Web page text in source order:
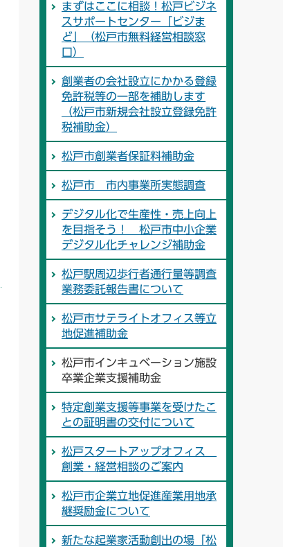
まずはここに相談！松戸ビジネ
スサポートセンター「ビジま
ど」（松戸市無料経営相談窓
口）
創業者の会社設立にかかる登録
免許税等の一部を補助します
（松戸市新規会社設立登録免許
税補助金）
松戸市創業者保証料補助金
松戸市 市内事業所実態調査
デジタル化で生産性・売上向上
を目指そう！ 松戸市中小企業
デジタル化チャレンジ補助金
松戸駅周辺歩行者通行量等調査
業務委託報告書について
松戸市サテライトオフィス等立
地促進補助金
松戸市インキュベーション施設
卒業企業支援補助金
特定創業支援等事業を受けたこ
との証明書の交付について
松戸スタートアップオフィス
創業・経営相談のご案内
松戸市企業立地促進産業用地承
継奨励金について
新たな起業家活動創出の場「松